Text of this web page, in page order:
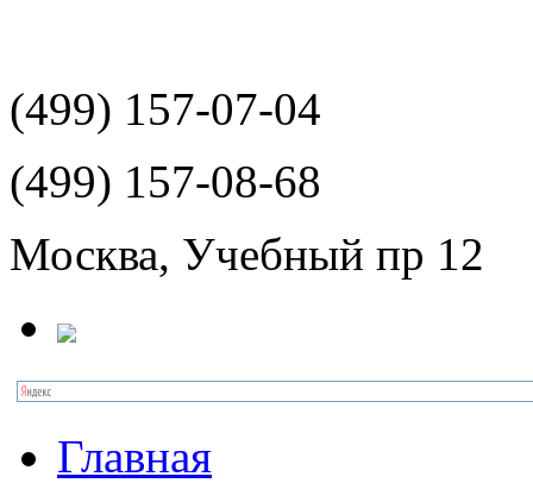
(499) 157-07-04
(499) 157-08-68
Москва, Учебный пр 12
Главная